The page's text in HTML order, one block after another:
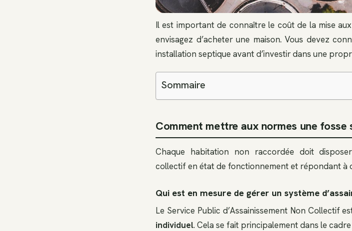
Il est important de connaître le coût de la mise
envisagez d’acheter une maison. Vous devez
installation septique avant d’investir dans une
Sommaire
Comment mettre aux normes une fosse
Chaque habitation non raccordée doit disposer
collectif en état de fonctionnement et répondant à
Qui est en mesure de gérer un système
Le Service Public d’Assainissement Non Collectif
individuel. Cela se fait principalement dans le cadre